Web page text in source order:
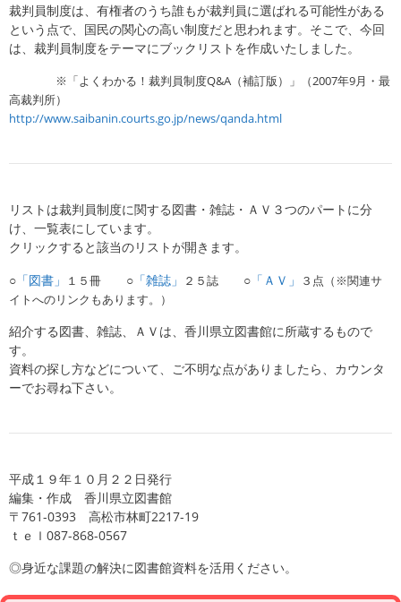
裁判員制度は、有権者のうち誰もが裁判員に選ばれる可能性がある
という点で、国民の関心の高い制度だと思われます。そこで、今回
は、裁判員制度をテーマにブックリストを作成いたしました。
※「よくわかる！裁判員制度Q&A（補訂版）」（2007年9月・最
高裁判所）
http://www.saibanin.courts.go.jp/news/qanda.html
リストは裁判員制度に関する図書・雑誌・ＡＶ３つのパートに分
け、一覧表にしています。
クリックすると該当のリストが開きます。
○ 「図書」 １５冊 ○ 「雑誌」 ２５誌 ○ 「ＡＶ」
３点（※関連サ
イトへのリンクもあります。）
紹介する図書、雑誌、ＡＶは、香川県立図書館に所蔵するもので
す。
資料の探し方などについて、ご不明な点がありましたら、カウンタ
ーでお尋ね下さい。
平成１９年１０月２２日発行
編集・作成 香川県立図書館
〒761-0393 高松市林町2217-19
ｔｅｌ087-868-0567
◎身近な課題の解決に図書館資料を活用ください。